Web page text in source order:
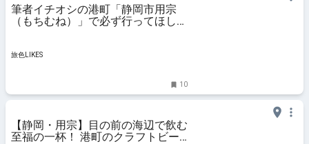
筆者イチオシの港町「静岡市用宗
（もちむね）」で必ず行ってほしい
旅色LIKES
10
【静岡・用宗】目の前の海辺で飲む
至福の一杯！ 港町のクラフトビー